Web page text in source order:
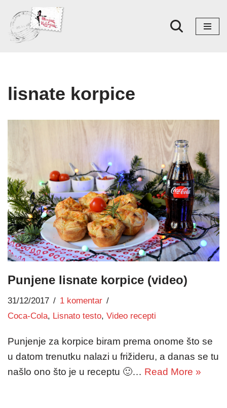
Skoči
na
lisnate korpice
Punjene lisnate korpice (video)
31/12/2017
1 komentar
Coca-Cola, Lisnato testo, Video recepti
Punjenje za korpice biram prema onome što se
u datom trenutku nalazi u frižideru, a danas se tu
našlo ono što je u receptu 🙂… Read More »